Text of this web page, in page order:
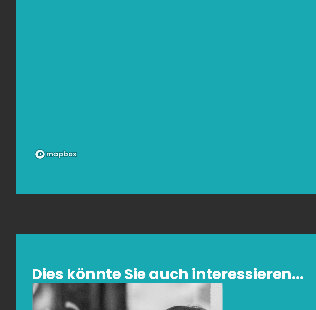
Dies könnte Sie auch interessieren...